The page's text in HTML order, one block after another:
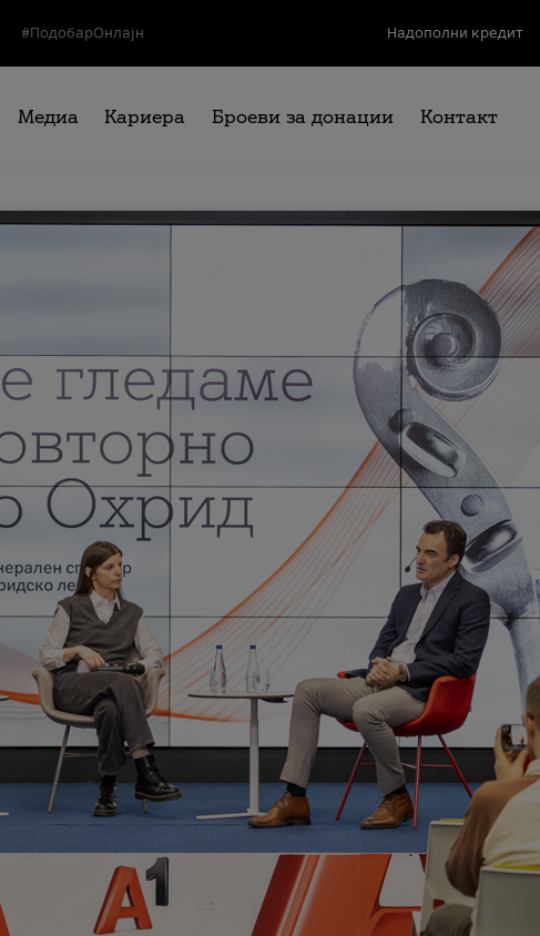
#ПодобарОнлајн Надополни кредит
Медиа Кариера Броеви за донации Контакт